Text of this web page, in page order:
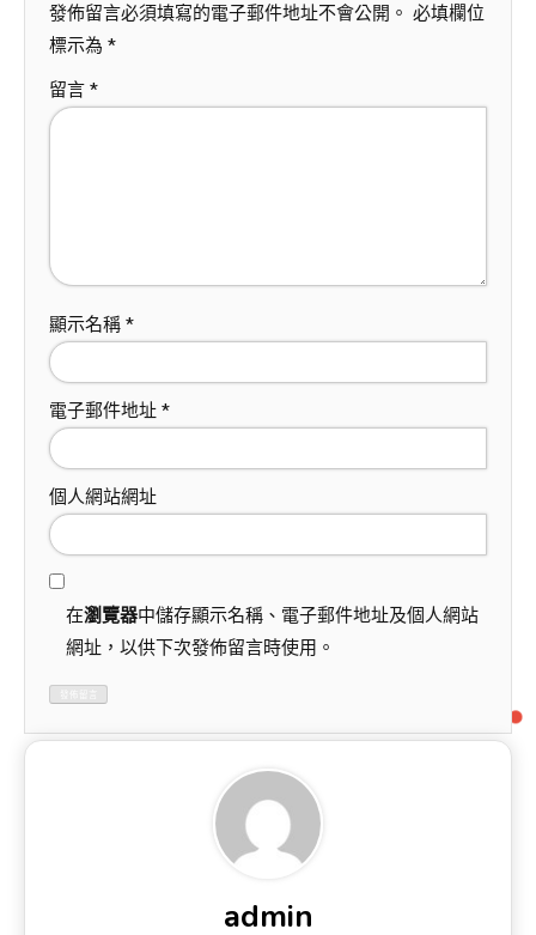
發佈留言必須填寫的電子郵件地址不會公開。 必填欄位
標示為 *
留言 *
顯示名稱 *
電子郵件地址 *
個人網站網址
在瀏覽器中儲存顯示名稱、電子郵件地址及個人網站
網址，以供下次發佈留言時使用。
admin